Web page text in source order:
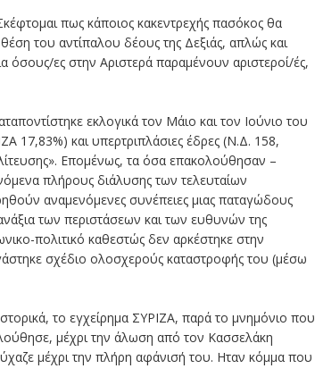
πως κάποιος κακεντρεχής πασόκος θα
του αντίπαλου δέους της Δεξιάς, απλώς και
όσους/ες στην Αριστερά παραμένουν αριστεροί/ές,
εκλογικά τον Μάιο και τον Ιούνιο του
17,83%) και υπερτριπλάσιες έδρες (Ν.Δ. 158,
Επομένως, τα όσα επακολούθησαν –
πλήρους διάλυσης των τελευταίων
αναμενόμενες συνέπειες μιας παταγώδους
των περιστάσεων και των ευθυνών της
πολιτικό καθεστώς δεν αρκέστηκε στην
σχέδιο ολοσχερούς καταστροφής του (μέσω
το εγχείρημα ΣΥΡΙΖΑ, παρά το μνημόνιο που
μέχρι την άλωση από τον Κασσελάκη
μέχρι την πλήρη αφάνισή του. Ηταν κόμμα που